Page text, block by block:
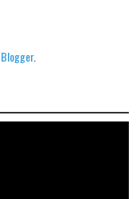
Blogger.